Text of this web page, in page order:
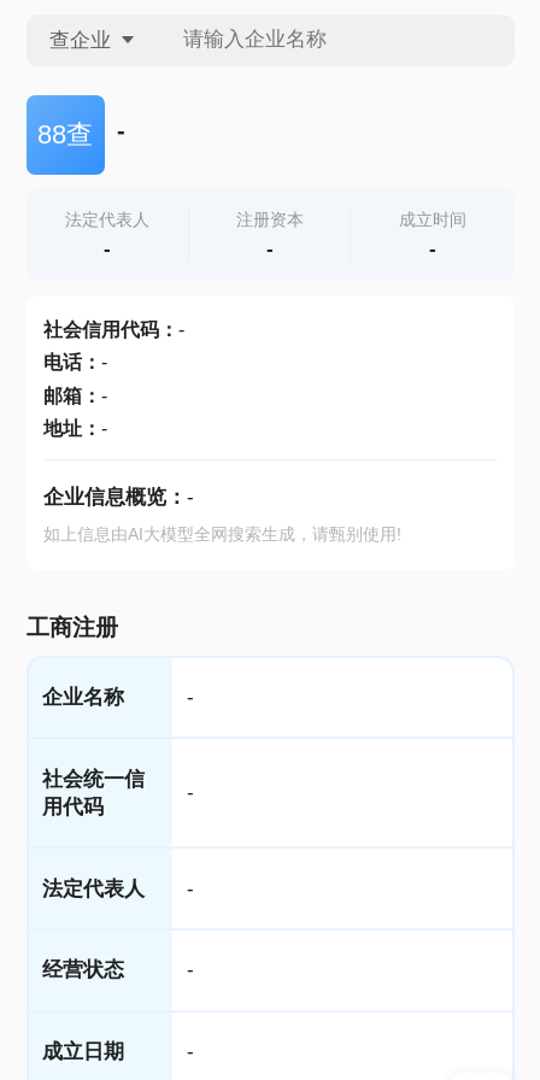
查企业
查企业
查产地
88查 -
法定代表人
-
注册资本
-
成立时间
-
社会信用代码： -
电话： -
邮箱： -
地址： -
企业信息概览： -
如上信息由AI大模型全网搜索生成，请甄别使用!
工商注册
企业名称 -
社会统一信
用代码
-
法定代表人 -
经营状态 -
成立日期 -